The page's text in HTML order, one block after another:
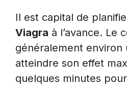
Il est capital de
Viagra à l’avance. Le
généralement
atteindre son effet
quelques minutes